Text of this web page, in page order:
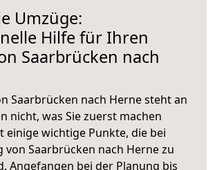
Umzüge:
Hilfe für Ihren
Saarbrücken nach
Saarbrücken nach Herne steht an
nicht, was Sie zuerst machen
einige wichtige Punkte, die bei
von Saarbrücken nach Herne zu
Angefangen bei der Planung bis